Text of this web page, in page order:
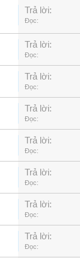
Trả lời:
Đọc:
Trả lời:
Đọc:
Trả lời:
Đọc:
Trả lời:
Đọc:
Trả lời:
Đọc:
Trả lời:
Đọc:
Trả lời:
Đọc:
Trả lời:
Đọc: